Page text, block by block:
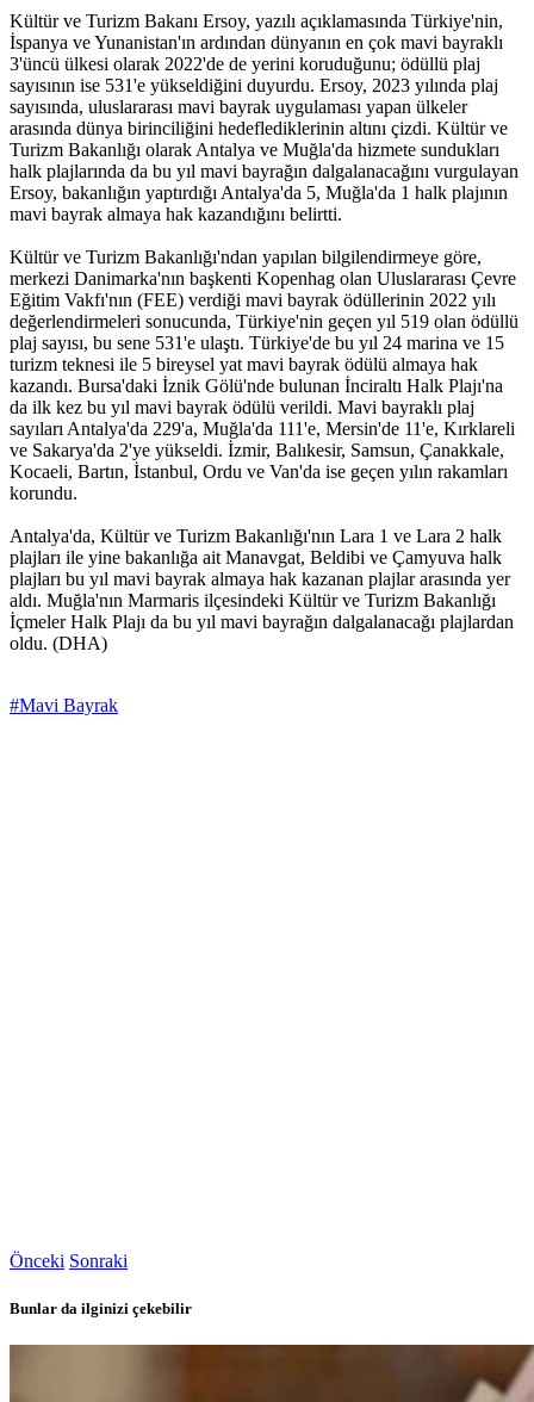
Kültür ve Turizm Bakanı Ersoy, yazılı açıklamasında Türkiye'nin,
İspanya ve Yunanistan'ın ardından dünyanın en çok mavi bayraklı
3'üncü ülkesi olarak 2022'de de yerini koruduğunu; ödüllü plaj
sayısının ise 531'e yükseldiğini duyurdu. Ersoy, 2023 yılında plaj
sayısında, uluslararası mavi bayrak uygulaması yapan ülkeler
arasında dünya birinciliğini hedeflediklerinin altını çizdi. Kültür ve
Turizm Bakanlığı olarak Antalya ve Muğla'da hizmete sundukları
halk plajlarında da bu yıl mavi bayrağın dalgalanacağını vurgulayan
Ersoy, bakanlığın yaptırdığı Antalya'da 5, Muğla'da 1 halk plajının
mavi bayrak almaya hak kazandığını belirtti.
Kültür ve Turizm Bakanlığı'ndan yapılan bilgilendirmeye göre,
merkezi Danimarka'nın başkenti Kopenhag olan Uluslararası Çevre
Eğitim Vakfı'nın (FEE) verdiği mavi bayrak ödüllerinin 2022 yılı
değerlendirmeleri sonucunda, Türkiye'nin geçen yıl 519 olan ödüllü
plaj sayısı, bu sene 531'e ulaştı. Türkiye'de bu yıl 24 marina ve 15
turizm teknesi ile 5 bireysel yat mavi bayrak ödülü almaya hak
kazandı. Bursa'daki İznik Gölü'nde bulunan İnciraltı Halk Plajı'na
da ilk kez bu yıl mavi bayrak ödülü verildi. Mavi bayraklı plaj
sayıları Antalya'da 229'a, Muğla'da 111'e, Mersin'de 11'e, Kırklareli
ve Sakarya'da 2'ye yükseldi. İzmir, Balıkesir, Samsun, Çanakkale,
Kocaeli, Bartın, İstanbul, Ordu ve Van'da ise geçen yılın rakamları
korundu.
Antalya'da, Kültür ve Turizm Bakanlığı'nın Lara 1 ve Lara 2 halk
plajları ile yine bakanlığa ait Manavgat, Beldibi ve Çamyuva halk
plajları bu yıl mavi bayrak almaya hak kazanan plajlar arasında yer
aldı. Muğla'nın Marmaris ilçesindeki Kültür ve Turizm Bakanlığı
İçmeler Halk Plajı da bu yıl mavi bayrağın dalgalanacağı plajlardan
oldu. (DHA)
#Mavi Bayrak
Önceki Sonraki
Bunlar da ilginizi çekebilir